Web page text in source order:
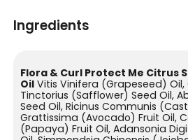
Ingredients
Flora & Curl Protect Me Citrus
Oil Vitis Vinifera (Grapeseed)
Tinctorius (Safflower) Seed Oil,
Seed Oil, Ricinus Communis
Grattissima (Avocado) Fruit Oil,
(Papaya) Fruit Oil, Adansonia